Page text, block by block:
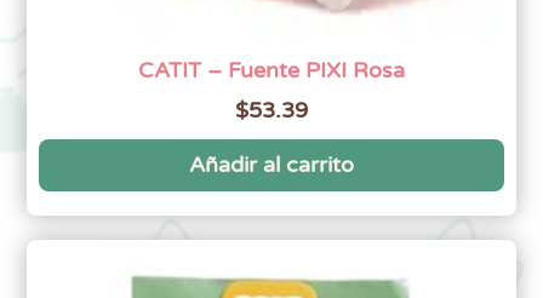
CATIT – Fuente PIXI Rosa
$53.39
Añadir al carrito